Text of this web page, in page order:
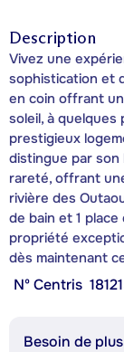
Description
Vivez une
sophistication et
en coin offrant
soleil, à
prestigieux
distingue par son
rareté, offrant
rivière des
de bain et 1
propriété
dès maintenant
Nº Centris
Besoin de